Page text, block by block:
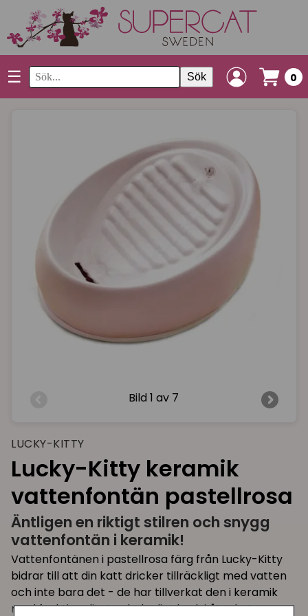
☰ Sök 0
Bild1 av 7
LUCKY-KITTY
Lucky-Kitty keramik
vattenfontän pastellrosa
Äntligen en riktigt stilren och snygg
vattenfontän i keramik!
Vattenfontänen i pastellrosa färg från Lucky-Kitty
bidrar till att din katt dricker tillräckligt med vatten
och inte bara det - de har tillverkat den i keramik
med funktionalitet och dagligt bruk i åtanke!